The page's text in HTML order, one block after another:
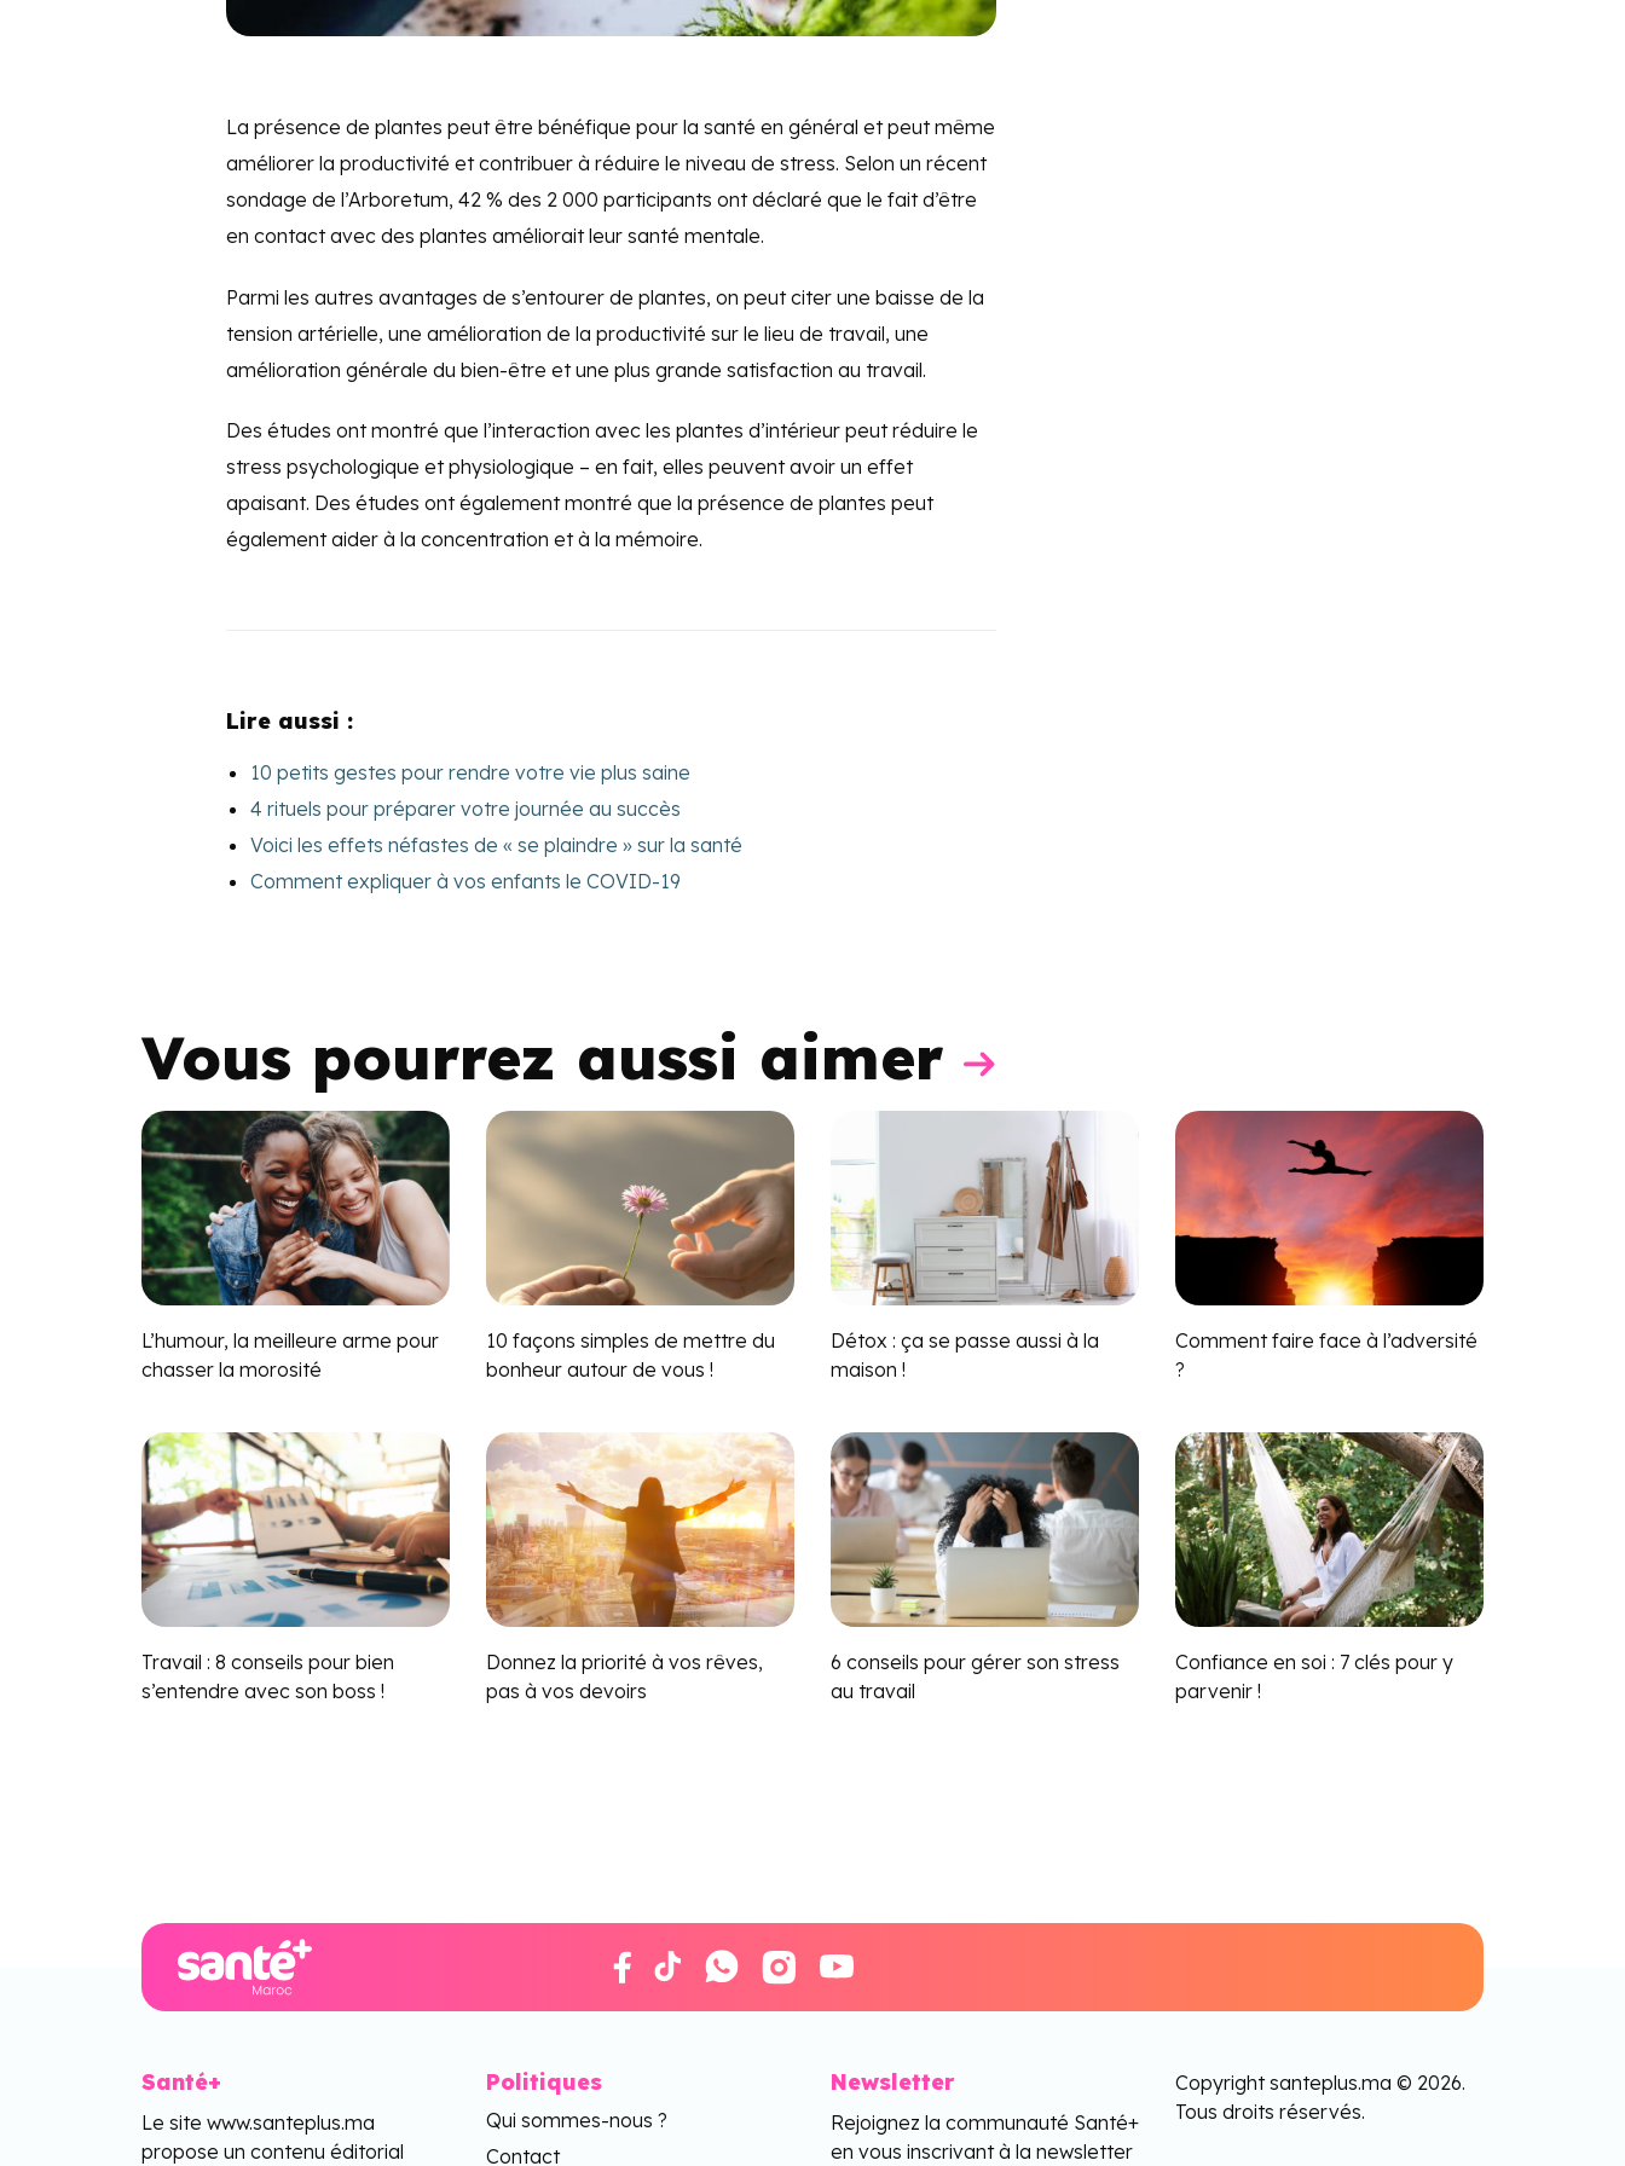
La présence de plantes peut être bénéfique pour la santé en général et peut même
améliorer la productivité et contribuer à réduire le niveau de stress. Selon un récent
sondage de l’Arboretum, 42 % des 2 000 participants ont déclaré que le fait d’être
en contact avec des plantes améliorait leur santé mentale.
Parmi les autres avantages de s’entourer de plantes, on peut citer une baisse de la
tension artérielle, une amélioration de la productivité sur le lieu de travail, une
amélioration générale du bien-être et une plus grande satisfaction au travail.
Des études ont montré que l’interaction avec les plantes d’intérieur peut réduire le
stress psychologique et physiologique – en fait, elles peuvent avoir un effet
apaisant. Des études ont également montré que la présence de plantes peut
également aider à la concentration et à la mémoire.
Lire aussi :
10 petits gestes pour rendre votre vie plus saine
4 rituels pour préparer votre journée au succès
Voici les effets néfastes de « se plaindre » sur la santé
Comment expliquer à vos enfants le COVID-19
Vous pourrez aussi aimer
L’humour, la meilleure arme pour
chasser la morosité
10 façons simples de mettre du
bonheur autour de vous !
Détox : ça se passe aussi à la
maison !
Comment faire face à l’adversité
?
Travail : 8 conseils pour bien
s’entendre avec son boss !
Donnez la priorité à vos rêves,
pas à vos devoirs
6 conseils pour gérer son stress
au travail
Confiance en soi : 7 clés pour y
parvenir !
Santé+
Le site www.santeplus.ma
propose un contenu éditorial
Politiques
Qui sommes-nous ?
Contact
Newsletter
Rejoignez la communauté Santé+
en vous inscrivant à la newsletter
Copyright santeplus.ma © 2026.
Tous droits réservés.